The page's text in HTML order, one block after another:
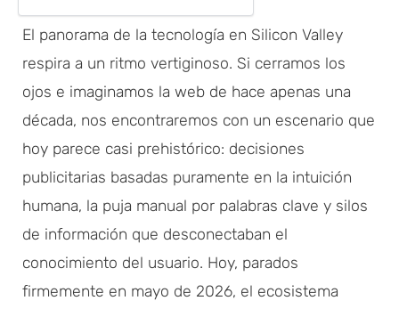
El panorama de la tecnología en Silicon Valley
respira a un ritmo vertiginoso. Si cerramos los
ojos e imaginamos la web de hace apenas una
década, nos encontraremos con un escenario que
hoy parece casi prehistórico: decisiones
publicitarias basadas puramente en la intuición
humana, la puja manual por palabras clave y silos
de información que desconectaban el
conocimiento del usuario. Hoy, parados
firmemente en mayo de 2026, el ecosistema